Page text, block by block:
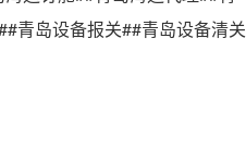
青岛设备报关##青岛设备清关